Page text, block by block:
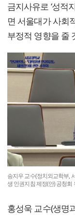
금지사유로 ‘성적
면 서울대가 사회
부정적 영향을 줄
송지우 교수(정치외교학부,
생 인권지침 제정(안) 공청회
홍성욱 교수(생명